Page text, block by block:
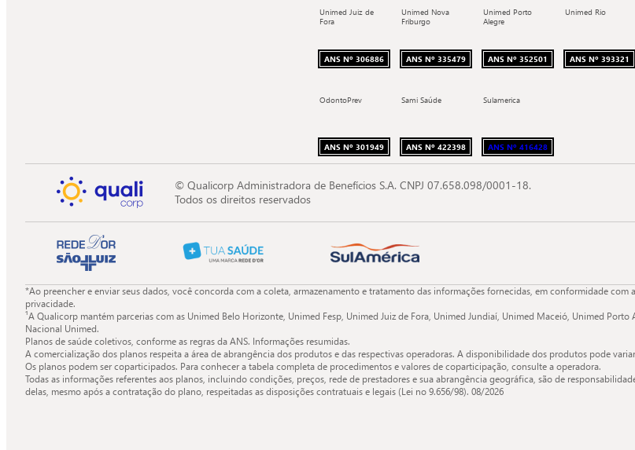
Unimed Juiz de
Fora
ANS Nº 306886
Unimed Nova
Friburgo
ANS Nº 335479
Unimed Porto
Alegre
ANS Nº 352501
Unimed Rio
ANS Nº 393321
OdontoPrev
ANS Nº 301949
Sami Saúde
ANS Nº 422398
Sulamerica
ANS Nº 416428
© Qualicorp Administradora de Benefícios S.A. CNPJ 07.658.098/0001-18.
Todos os direitos reservados
*Ao preencher e enviar seus dados, você concorda com a coleta, armazenamento e tratamento das informações fornecidas, em conformidade com
privacidade.
¹A Qualicorp mantém parcerias com as Unimed Belo Horizonte, Unimed Fesp, Unimed Juiz de Fora, Unimed Jundiaí, Unimed Maceió, Unimed
Nacional Unimed.
Planos de saúde coletivos, conforme as regras da ANS. Informações resumidas.
A comercialização dos planos respeita a área de abrangência dos produtos e das respectivas operadoras. A disponibilidade dos produtos pode
Os planos podem ser coparticipados. Para conhecer a tabela completa de procedimentos e valores de coparticipação, consulte a operadora.
Todas as informações referentes aos planos, incluindo condições, preços, rede de prestadores e sua abrangência geográfica, são de
delas, mesmo após a contratação do plano, respeitadas as disposições contratuais e legais (Lei no 9.656/98). 08/2026